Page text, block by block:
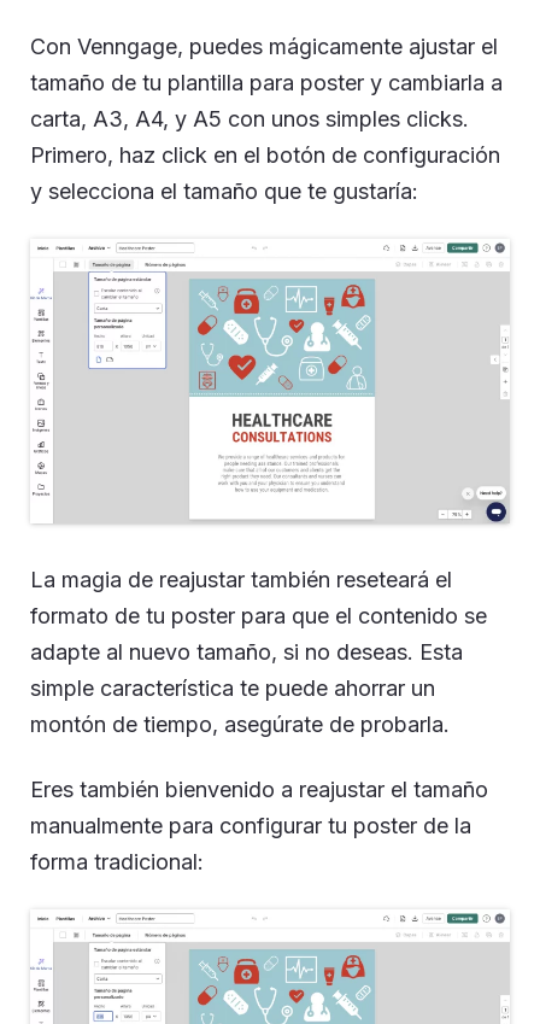
Con Venngage, puedes mágicamente ajustar el
tamaño de tu plantilla para poster y cambiarla a
carta, A3, A4, y A5 con unos simples clicks.
Primero, haz click en el botón de configuración
y selecciona el tamaño que te gustaría:
La magia de reajustar también reseteará el
formato de tu poster para que el contenido se
adapte al nuevo tamaño, si no deseas. Esta
simple característica te puede ahorrar un
montón de tiempo, asegúrate de probarla.
Eres también bienvenido a reajustar el tamaño
manualmente para configurar tu poster de la
forma tradicional: